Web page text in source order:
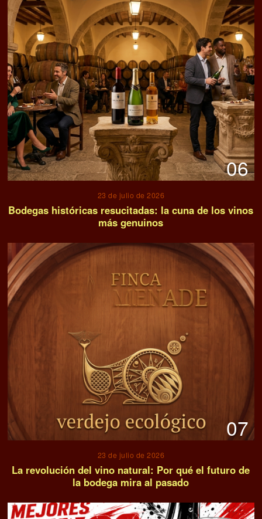
06
23 de julio de 2026
Bodegas históricas resucitadas: la cuna de los vinos
más genuinos
07
23 de julio de 2026
La revolución del vino natural: Por qué el futuro de
la bodega mira al pasado